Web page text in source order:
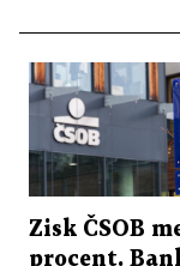
Zisk ČSOB
procent.